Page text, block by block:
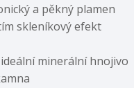
a pěkný plamen
skleníkový efekt
minerální hnojivo